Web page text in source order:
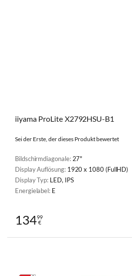
iiyama ProLite X2792HSU-B1
Sei der Erste, der dieses Produkt bewertet
Bildschirmdiagonale: 27"
Display Auflösung: 1920 x 1080 (FullHD)
Display Typ: LED, IPS
Energielabel: E
13499
€